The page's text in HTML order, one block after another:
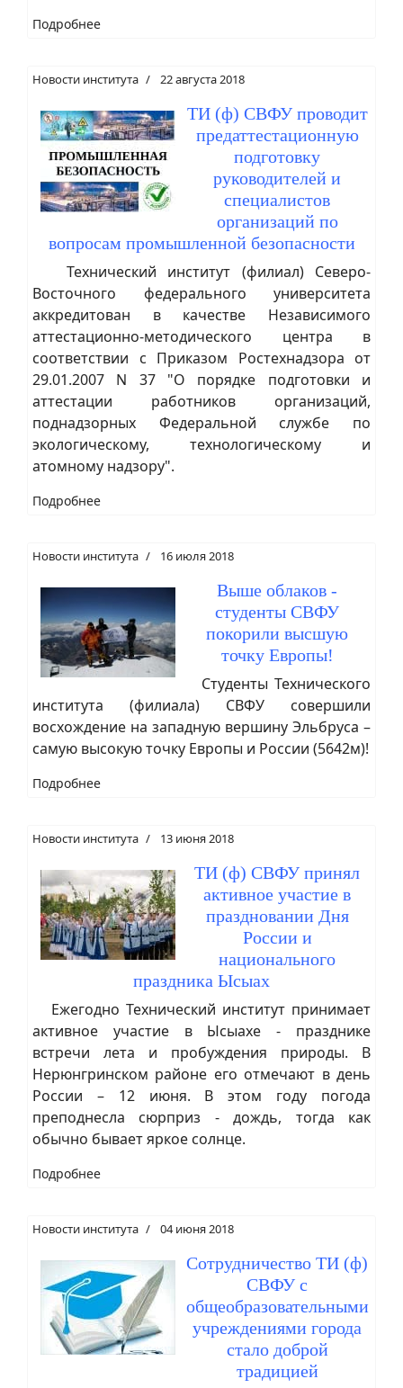
Подробнее
Новости института 22 августа 2018
ТИ (ф) СВФУ проводит
предаттестационную
подготовку
руководителей и
специалистов
организаций по
вопросам промышленной безопасности
Технический институт (филиал) Северо-
Восточного федерального университета
аккредитован в качестве Независимого
аттестационно-методического центра в
соответствии с Приказом Ростехнадзора от
29.01.2007 N 37 "О порядке подготовки и
аттестации работников организаций,
поднадзорных Федеральной службе по
экологическому, технологическому и
атомному надзору".
Подробнее
Новости института 16 июля 2018
Выше облаков -
студенты СВФУ
покорили высшую
точку Европы!
Студенты Технического
института (филиала) СВФУ совершили
восхождение на западную вершину Эльбруса –
самую высокую точку Европы и России (5642м)!
Подробнее
Новости института 13 июня 2018
ТИ (ф) СВФУ принял
активное участие в
праздновании Дня
России и
национального
праздника Ысыах
Ежегодно Технический институт принимает
активное участие в Ысыахе - празднике
встречи лета и пробуждения природы. В
Нерюнгринском районе его отмечают в день
России – 12 июня. В этом году погода
преподнесла сюрприз - дождь, тогда как
обычно бывает яркое солнце.
Подробнее
Новости института 04 июня 2018
Сотрудничество ТИ (ф)
СВФУ с
общеобразовательными
учреждениями города
стало доброй
традицией